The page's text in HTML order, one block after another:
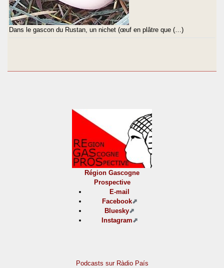
Dans le gascon du Rustan, un nichet (œuf en plâtre que (…)
Région Gascogne
Prospective
E-mail
Facebook
Bluesky
Instagram
Podcasts sur Ràdio País